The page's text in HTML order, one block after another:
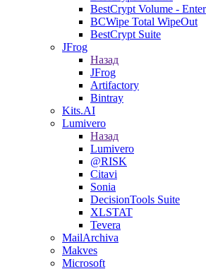
BestCrypt Volume -
BCWipe Total WipeOut
BestCrypt Suite
JFrog
Назад
JFrog
Artifactory
Bintray
Kits.AI
Lumivero
Назад
Lumivero
@RISK
Citavi
Sonia
DecisionTools Suite
XLSTAT
Tevera
MailArchiva
Makves
Microsoft